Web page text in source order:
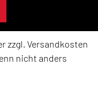
zzgl. Versandkosten
nicht anders